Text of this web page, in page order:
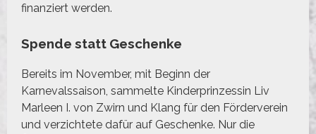
finanziert werden.
Spende statt Geschenke
Bereits im November, mit Beginn der
Karnevalssaison, sammelte Kinderprinzessin Liv
Marleen I. von Zwirn und Klang für den Förderverein
und verzichtete dafür auf Geschenke. Nur die